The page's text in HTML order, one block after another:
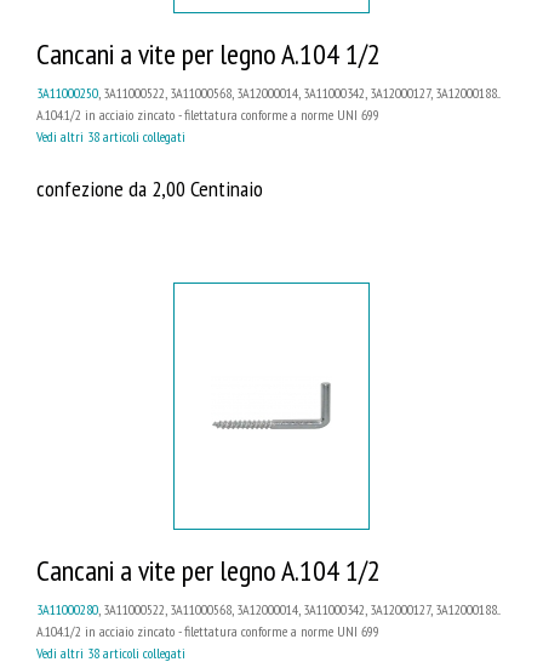
Cancani a vite per legno A.104 1/2
3A11000250 , 3A11000522, 3A11000568, 3A12000014, 3A11000342, 3A12000127, 3A12000188...
A.104.1/2 in acciaio zincato - filettatura conforme a norme UNI 699
Vedi altri 38 articoli collegati
confezione da 2,00 Centinaio
Cancani a vite per legno A.104 1/2
3A11000280, 3A11000522, 3A11000568, 3A12000014, 3A11000342, 3A12000127, 3A12000188...
A.104.1/2 in acciaio zincato - filettatura conforme a norme UNI 699
Vedi altri 38 articoli collegati